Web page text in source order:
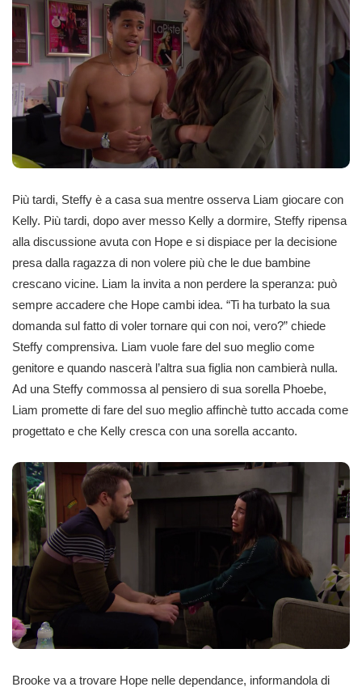
Più tardi, Steffy è a casa sua mentre osserva Liam giocare con
Kelly. Più tardi, dopo aver messo Kelly a dormire, Steffy ripensa
alla discussione avuta con Hope e si dispiace per la decisione
presa dalla ragazza di non volere più che le due bambine
crescano vicine. Liam la invita a non perdere la speranza: può
sempre accadere che Hope cambi idea. “Ti ha turbato la sua
domanda sul fatto di voler tornare qui con noi, vero?” chiede
Steffy comprensiva. Liam vuole fare del suo meglio come
genitore e quando nascerà l’altra sua figlia non cambierà nulla.
Ad una Steffy commossa al pensiero di sua sorella Phoebe,
Liam promette di fare del suo meglio affinchè tutto accada come
progettato e che Kelly cresca con una sorella accanto.
Brooke va a trovare Hope nelle dependance, informandola di